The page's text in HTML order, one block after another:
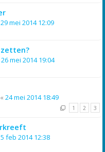
29 mei 2014 12:09
26 mei 2014 19:04
« 24 mei 2014 18:49
1 2 3
feb 2014 12:38